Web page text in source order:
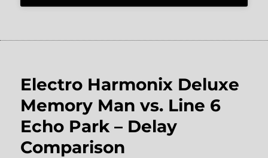
Electro Harmonix Deluxe
Memory Man vs. Line 6
Echo Park – Delay
Comparison